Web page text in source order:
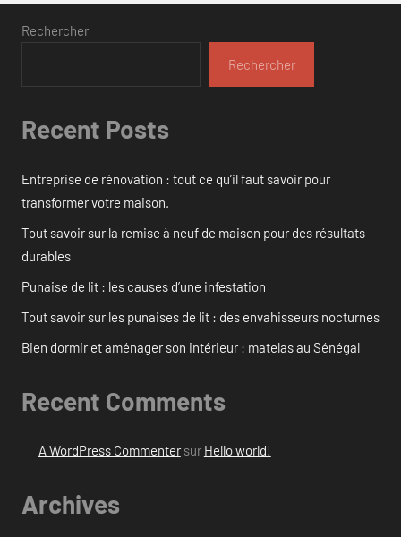
Rechercher
Rechercher
Recent Posts
Entreprise de rénovation : tout ce qu’il faut savoir pour
transformer votre maison.
Tout savoir sur la remise à neuf de maison pour des résultats
durables
Punaise de lit : les causes d’une infestation
Tout savoir sur les punaises de lit : des envahisseurs nocturnes
Bien dormir et aménager son intérieur : matelas au Sénégal
Recent Comments
A WordPress Commentersur Hello world!
Archives